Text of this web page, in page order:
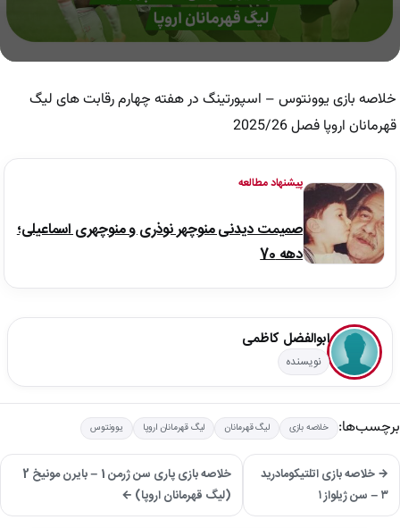
seconds
خلاصه بازی یوونتوس – اسپورتینگ در هفته چهارم رقابت های لیگ
قهرمانان اروپا فصل 2025/26
پیشنهاد مطالعه
صمیمت دیدنی منوچهر نوذری و منوچهری اسماعیلی؛
دهه 70
ابوالفضل کاظمی
نویسنده
برچسب‌ها: خلاصه بازی لیگ قهرمانان لیگ قهرمانان اروپا یوونتوس
→ خلاصه بازی اتلتیکومادرید
۳ – سن ژیلواز ۱
خلاصه بازی پاری سن ژرمن 1 – بایرن مونیخ 2
(لیگ قهرمانان اروپا) ←